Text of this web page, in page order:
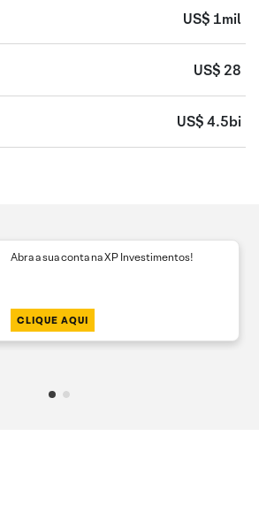
US$ 1mil
US$ 28
US$ 4.5bi
Abra a sua conta na XP Investimentos!
CLIQUE AQUI